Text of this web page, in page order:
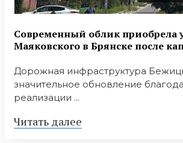
Современный облик приобрела
Маяковского в Брянске после
Дорожная инфраструктура
значительное обновление
реализации ...
Читать далее